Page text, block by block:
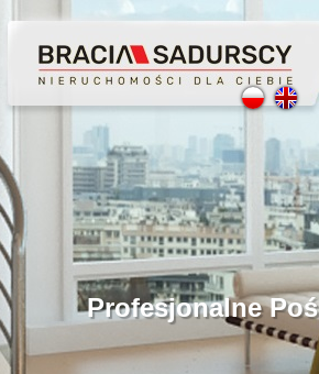
Profesjonalne